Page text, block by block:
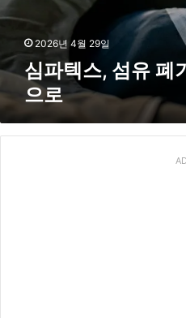
폐
을
다
시
새
옷
2026년 4월 29일
심파텍스, 섬유 폐
으로
AD